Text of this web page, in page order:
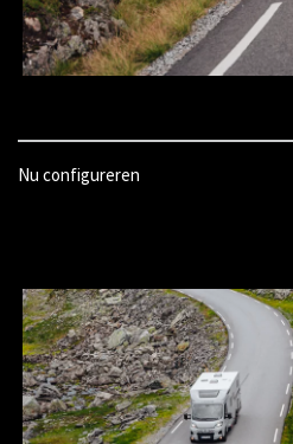
Nu configureren